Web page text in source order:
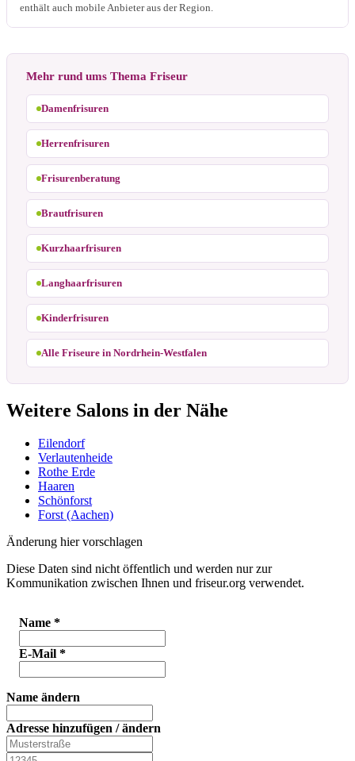
enthält auch mobile Anbieter aus der Region.
Mehr rund ums Thema Friseur
Damenfrisuren
Herrenfrisuren
Frisurenberatung
Brautfrisuren
Kurzhaarfrisuren
Langhaarfrisuren
Kinderfrisuren
Alle Friseure in Nordrhein-Westfalen
Weitere Salons in der Nähe
Eilendorf
Verlautenheide
Rothe Erde
Haaren
Schönforst
Forst (Aachen)
Änderung hier vorschlagen
Diese Daten sind nicht öffentlich und werden nur zur
Kommunikation zwischen Ihnen und friseur.org verwendet.
Name *
E-Mail *
Name ändern
Adresse hinzufügen / ändern